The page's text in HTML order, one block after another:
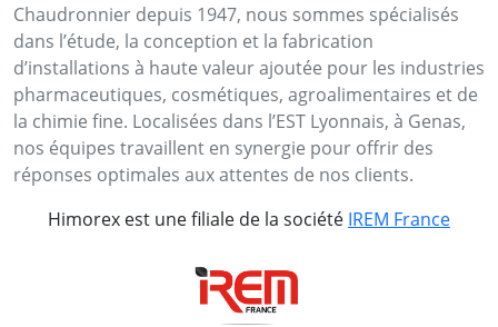
Chaudronnier depuis 1947, nous sommes spécialisés
dans l’étude, la conception et la fabrication
d’installations à haute valeur ajoutée pour les industries
pharmaceutiques, cosmétiques, agroalimentaires et de
la chimie fine. Localisées dans l’EST Lyonnais, à Genas,
nos équipes travaillent en synergie pour offrir des
réponses optimales aux attentes de nos clients.
Himorex est une filiale de la société IREM France